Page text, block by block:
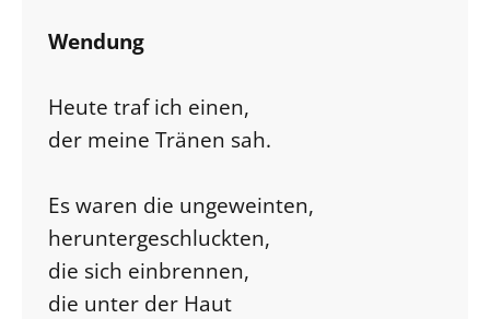
Wendung
Heute traf ich einen,
der meine Tränen sah.
Es waren die ungeweinten,
heruntergeschluckten,
die sich einbrennen,
die unter der Haut